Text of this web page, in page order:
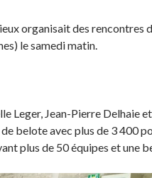
organisait des rencontres
le samedi matin.
Leger, Jean-Pierre Delhaie
belote avec plus de 3 400
plus de 50 équipes et une